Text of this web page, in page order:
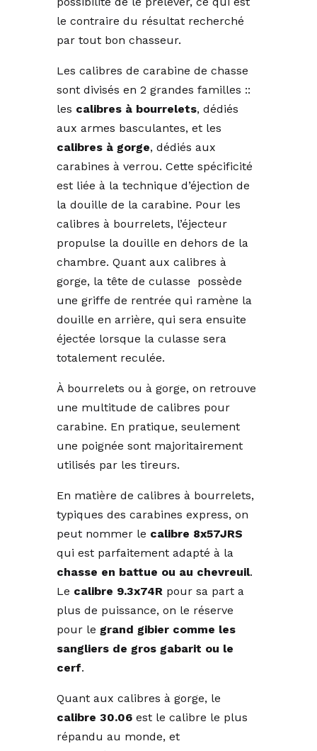
le contraire du résultat recherché
par tout bon chasseur.
Les calibres de carabine de chasse
sont divisés en 2 grandes familles ::
les calibres à bourrelets, dédiés
aux armes basculantes, et les
calibres à gorge, dédiés aux
carabines à verrou. Cette spécificité
est liée à la technique d’éjection de
la douille de la carabine. Pour les
calibres à bourrelets, l’éjecteur
propulse la douille en dehors de la
chambre. Quant aux calibres à
gorge, la tête de culasse possède
une griffe de rentrée qui ramène la
douille en arrière, qui sera ensuite
éjectée lorsque la culasse sera
totalement reculée.
À bourrelets ou à gorge, on retrouve
une multitude de calibres pour
carabine. En pratique, seulement
une poignée sont majoritairement
utilisés par les tireurs.
En matière de calibres à bourrelets,
typiques des carabines express, on
peut nommer le calibre 8x57JRS
qui est parfaitement adapté à la
chasse en battue ou au chevreuil.
Le calibre 9.3x74R pour sa part a
plus de puissance, on le réserve
pour le grand gibier comme les
sangliers de gros gabarit ou le
cerf.
Quant aux calibres à gorge, le
calibre 30.06 est le calibre le plus
répandu au monde, et